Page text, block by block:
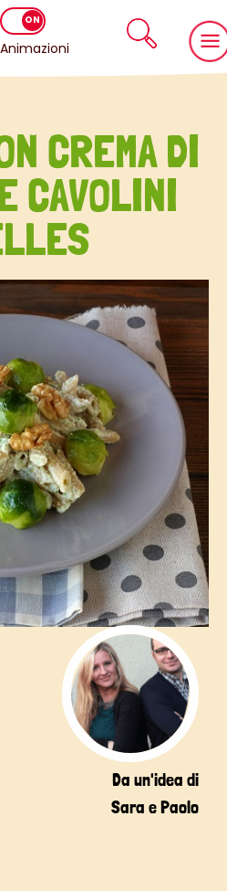
Animazioni
CREMA DI
CAVOLINI
Da un'idea di
Sara e Paolo